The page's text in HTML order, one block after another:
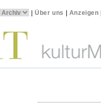
|Über uns Anzeigen